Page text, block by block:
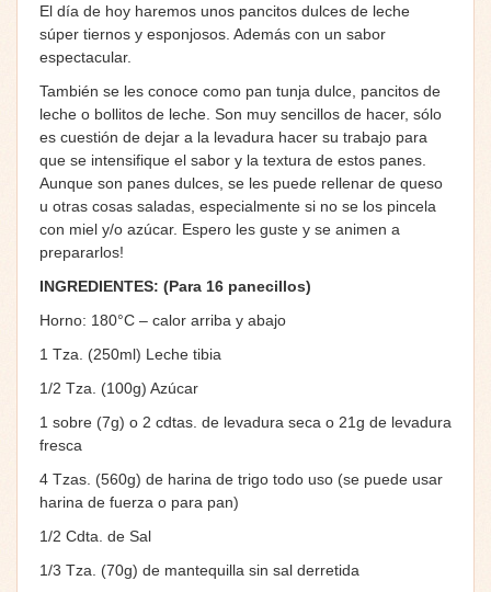
El día de hoy haremos unos pancitos dulces de leche
súper tiernos y esponjosos. Además con un sabor
espectacular.
También se les conoce como pan tunja dulce, pancitos de
leche o bollitos de leche. Son muy sencillos de hacer, sólo
es cuestión de dejar a la levadura hacer su trabajo para
que se intensifique el sabor y la textura de estos panes.
Aunque son panes dulces, se les puede rellenar de queso
u otras cosas saladas, especialmente si no se los pincela
con miel y/o azúcar. Espero les guste y se animen a
prepararlos!
INGREDIENTES: (Para 16 panecillos)
Horno: 180°C – calor arriba y abajo
1 Tza. (250ml) Leche tibia
1/2 Tza. (100g) Azúcar
1 sobre (7g) o 2 cdtas. de levadura seca o 21g de levadura
fresca
4 Tzas. (560g) de harina de trigo todo uso (se puede usar
harina de fuerza o para pan)
1/2 Cdta. de Sal
1/3 Tza. (70g) de mantequilla sin sal derretida